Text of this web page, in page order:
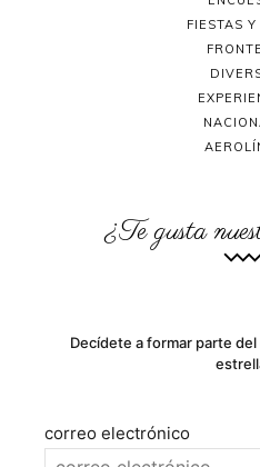
FIESTAS
¿Te gusta
Decídete a formar parte
correo electrónico